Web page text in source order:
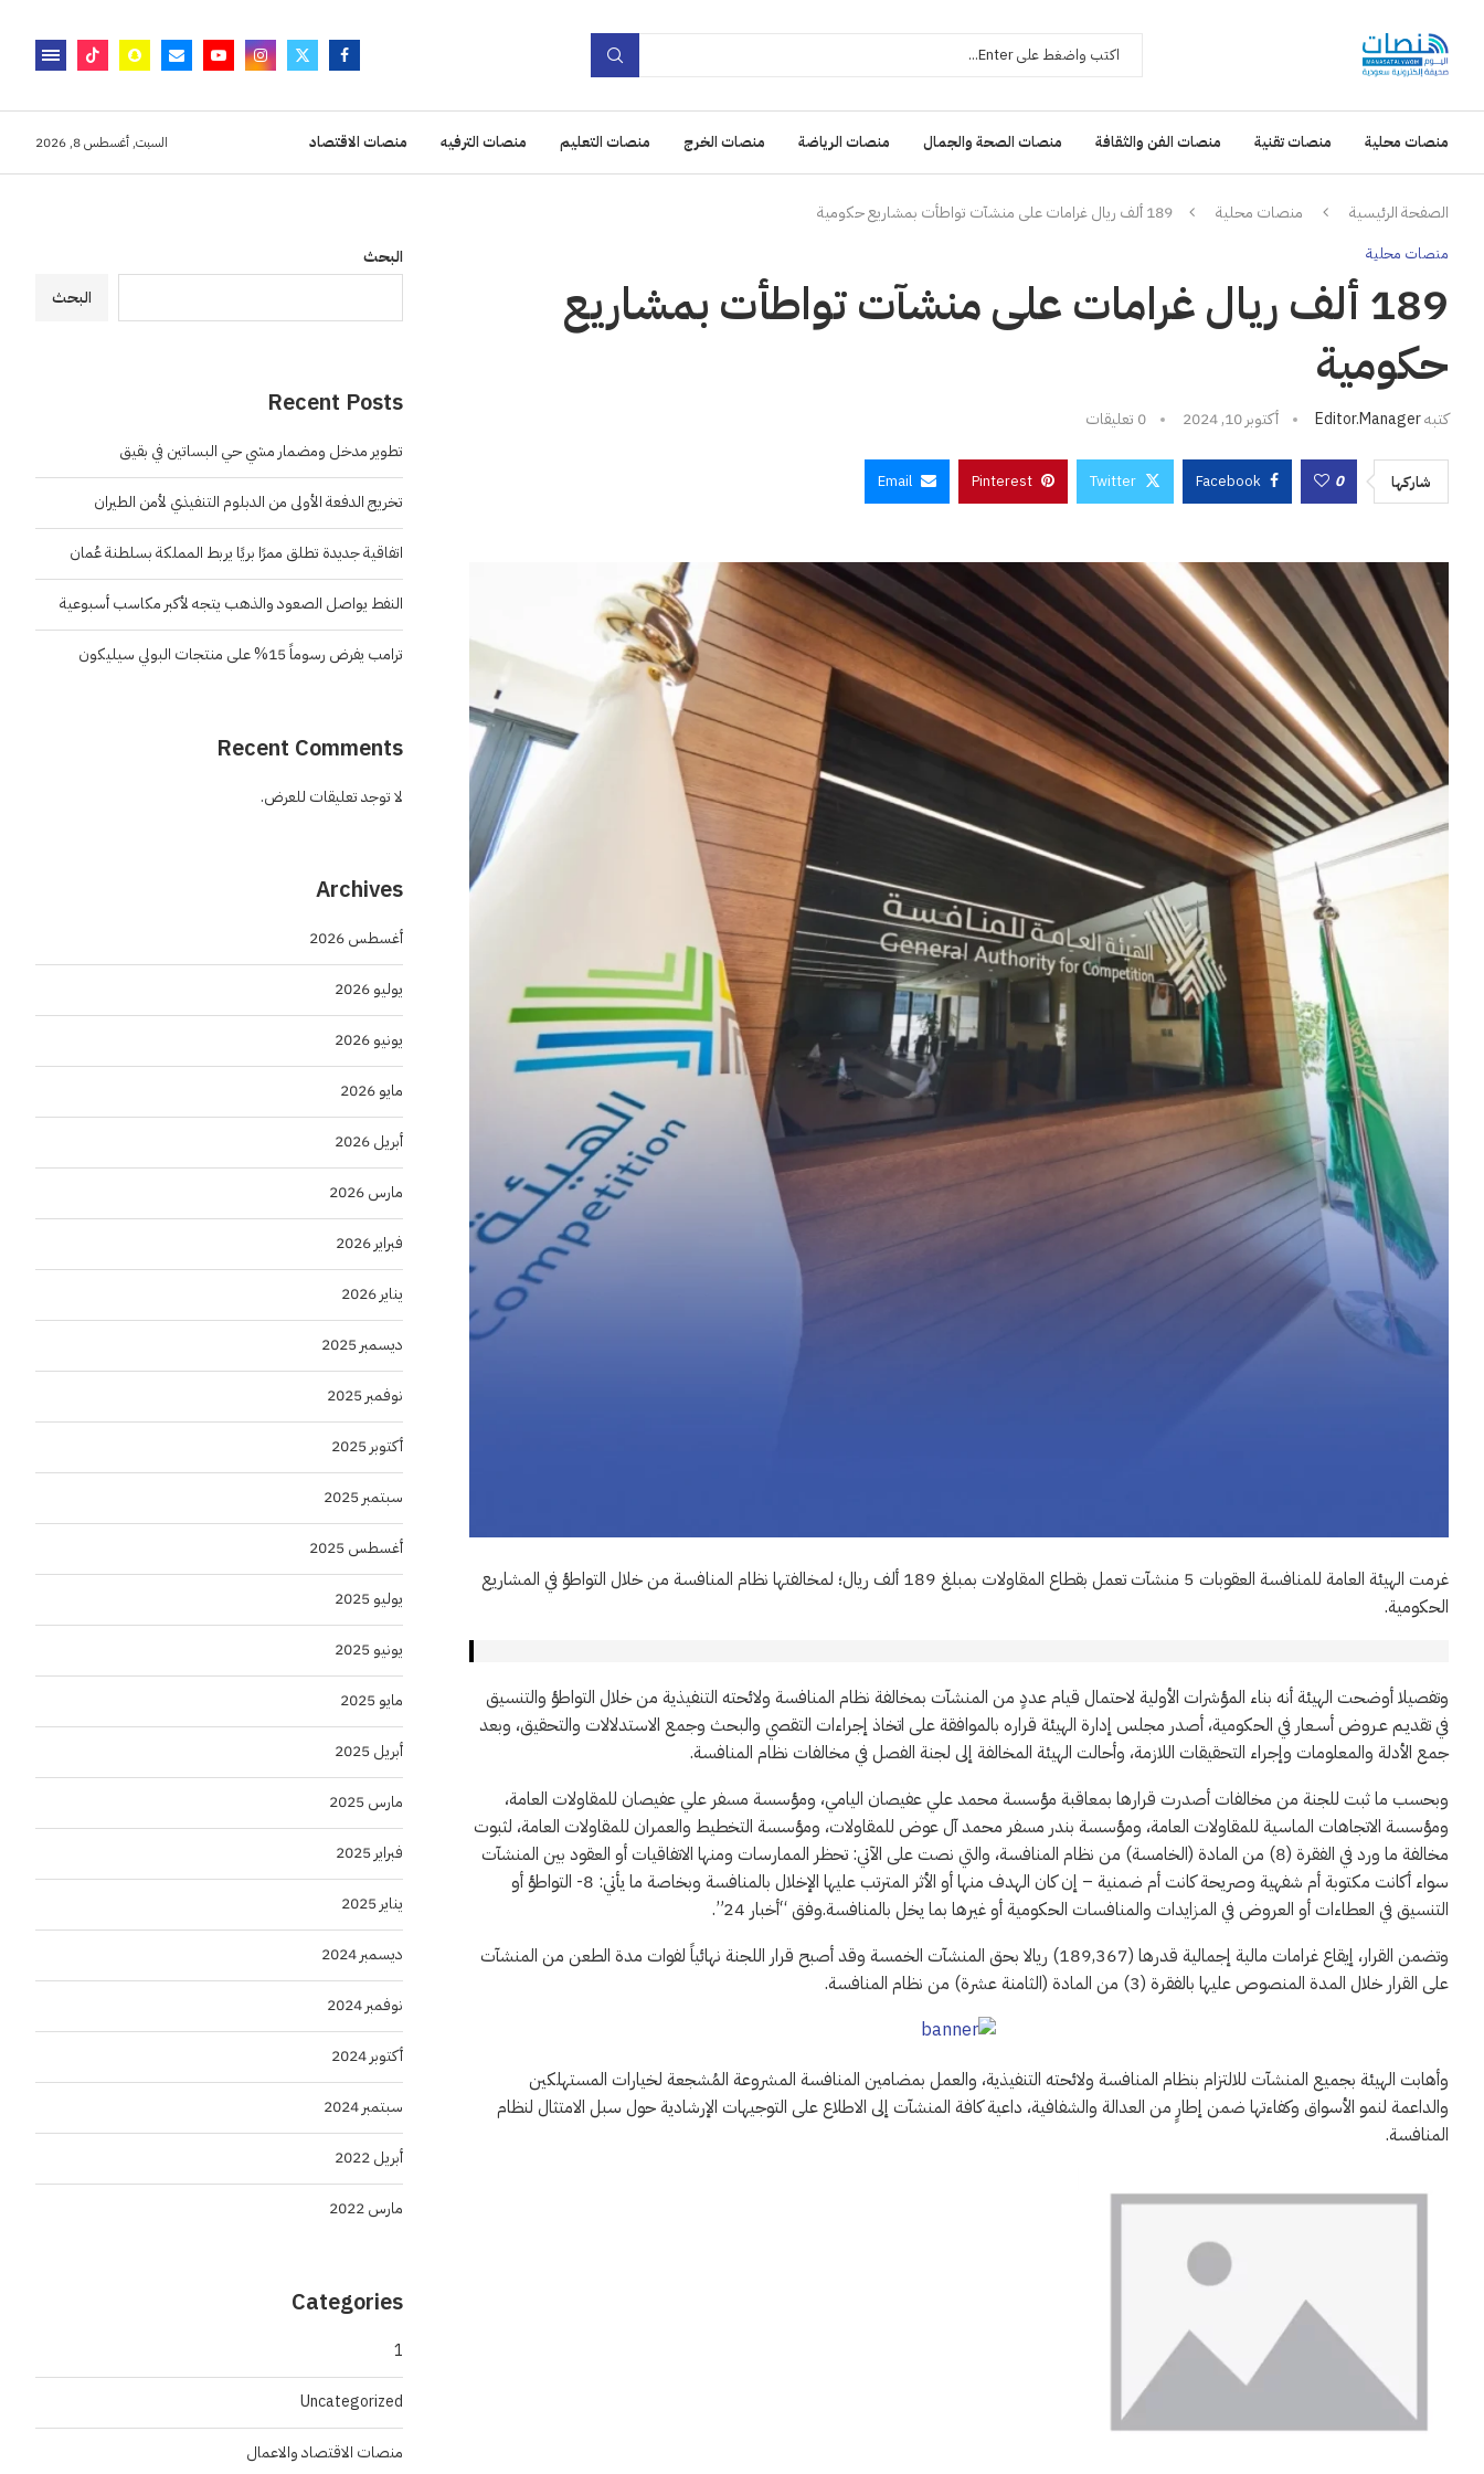
منصات محلية منصات تقنية منصات الفن والثقافة منصات الصحة والجمال منصات الرياضة منصات الخرج منصات التعليم منصات الترفيه منصات الاقتصاد السبت, أغسطس 8, 2026
الصفحة الرئيسية منصات محلية 189 ألف ريال غرامات على منشآت تواطأت بمشاريع حكومية
منصات محلية
189 ألف ريال غرامات على منشآت تواطأت بمشاريع
حكومية
كتبهEditor.manager أكتوبر 10, 2024 0 تعليقات
شاركها 0
Facebook
Twitter
Pinterest
Email
غرمت الهيئة العامة للمنافسة العقوبات 5 منشآت تعمل بقطاع المقاولات بمبلغ 189 ألف ريال؛ لمخالفتها نظام المنافسة من خلال التواطؤ في المشاريع
الحكومية.
وتفصيلا أوضحت الهيئة أنه بناء المؤشرات الأولية لاحتمال قيام عددٍ من المنشآت بمخالفة نظام المنافسة ولائحته التنفيذية من خلال التواطؤ والتنسيق
في تقديـم عـروض أسـعار في الحكومية، أصدر مجلس إدارة الهيئة قراره بالموافقة على اتخاذ إجراءات التقصي والبحث وجمع الاستدلالات والتحقيق، وبعد
جمع الأدلة والمعلومات وإجراء التحقيقات اللازمة، وأحالت الهيئة المخالفة إلى لجنة الفصل في مخالفات نظام المنافسة.
وبحسب ما ثبت للجنة من مخالفات أصدرت قرارها بمعاقبة مؤسسة محمد علي عفيصان اليامي، ومؤسسة مسفر علي عفيصان للمقاولات العامة،
ومؤسسة الاتجاهات الماسية للمقاولات العامة، ومؤسسة بندر مسفر محمد آل عوض للمقاولات، ومؤسسة التخطيط والعمران للمقاولات العامة، لثبوت
مخالفة ما ورد في الفقرة (8) من المادة (الخامسة) من نظام المنافسة، والتي نصت على الآتي: تحظر الممارسات ومنها الاتفاقيات أو العقود بين المنشآت
سواء أكانت مكتوبة أم شفهية وصريحة كانت أم ضمنية – إن كان الهدف منها أو الأثر المترتب عليها الإخلال بالمنافسة وبخاصة ما يأتي: 8- التواطؤ أو
التنسيق في العطاءات أو العروض في المزايدات والمنافسات الحكومية أو غيرها بما يخل بالمنافسة.وفق “أخبار 24”.
وتضمن القرار، إيقاع غرامات مالية إجمالية قدرها (189,367) ريالا بحق المنشآت الخمسة وقد أصبح قرار اللجنة نهائياً لفوات مدة الطعن من المنشآت
على القرار خلال المدة المنصوص عليها بالفقرة (3) من المادة (الثامنة عشرة) من نظام المنافسة.
وأهابت الهيئة بجميع المنشآت للالتزام بنظام المنافسة ولائحته التنفيذية، والعمل بمضامين المنافسة المشروعة المُشجعة لخيارات المستهلكين
والداعمة لنمو الأسواق وكفاءتها ضمن إطارٍ من العدالة والشفافية، داعية كافة المنشآت إلى الاطلاع على التوجيهات الإرشادية حول سبل الامتثال لنظام
المنافسة.
البحث
البحث
Recent Posts
تطوير مدخل ومضمار مشي حي البساتين في بقيق
تخريج الدفعة الأولى من الدبلوم التنفيذي لأمن الطيران
اتفاقية جديدة تطلق ممرًا بريًا يربط المملكة بسلطنة عُمان
النفط يواصل الصعود والذهب يتجه لأكبر مكاسب أسبوعية
ترامب يفرض رسوماً 15% على منتجات البولي سيليكون
Recent Comments
لا توجد تعليقات للعرض.
Archives
أغسطس 2026
يوليو 2026
يونيو 2026
مايو 2026
أبريل 2026
مارس 2026
فبراير 2026
يناير 2026
ديسمبر 2025
نوفمبر 2025
أكتوبر 2025
سبتمبر 2025
أغسطس 2025
يوليو 2025
يونيو 2025
مايو 2025
أبريل 2025
مارس 2025
فبراير 2025
يناير 2025
ديسمبر 2024
نوفمبر 2024
أكتوبر 2024
سبتمبر 2024
أبريل 2022
مارس 2022
Categories
1
Uncategorized
منصات الاقتصاد والاعمال